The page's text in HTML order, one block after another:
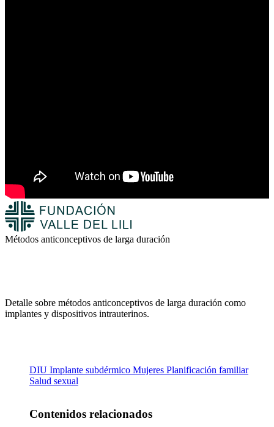
Métodos anticonceptivos de larga duración
Detalle sobre métodos anticonceptivos de larga duración como
implantes y dispositivos intrauterinos.
DIU Implante subdérmico Mujeres Planificación familiar
Salud sexual
Contenidos relacionados